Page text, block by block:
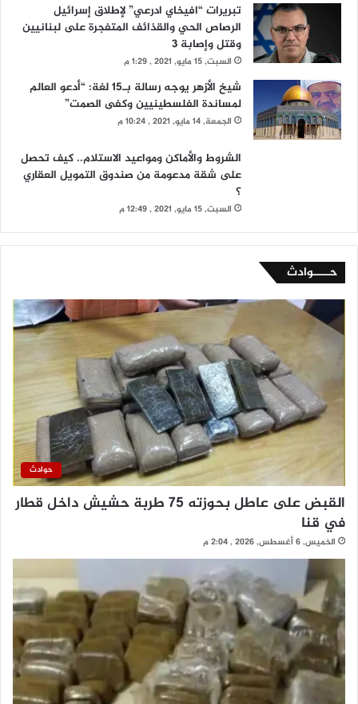
تبريرات “افيخاي ادرعي” لإطلاق إسرائيل
الرصاص الحي والقذائف المتفجرة على لبنانيين
وقتل وإصابة 3
السبت, 15 مايو, 2021 , 1:29 م
شيخ الأزهر يوجه رسالة بـ15 لغة: “أدعو العالم
لمساندة الفلسطينيين وكفى الصمت”
الجمعة, 14 مايو, 2021 , 10:24 م
الشروط والأماكن ومواعيد الاستلام.. كيف تحصل
على شقة مدعومة من صندوق التمويل العقاري
؟
السبت, 15 مايو, 2021 , 12:49 م
حــــوادث
حوادث
القبض على عاطل بحوزته 75 طربة حشيش داخل قطار
في قنا
الخميس, 6 أغسطس, 2026 , 2:04 م